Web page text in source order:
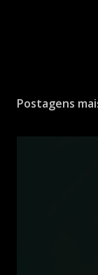
Postagens